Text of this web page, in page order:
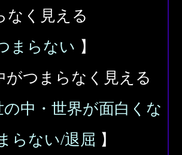
なく見える
まらない 】
がつまらなく見える
の中・世界が面白くな
らない/退屈 】